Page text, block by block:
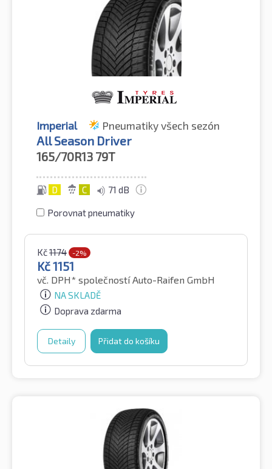
Imperial Pneumatiky všech sezón
All Season Driver
165/70R13 79T
D C 71 dB
Porovnat pneumatiky
Kč1174 -2%
Kč1151
vč. DPH* společností Auto-Raifen GmbH
NA SKLADĚ
Doprava zdarma
Detaily Přidat do košíku